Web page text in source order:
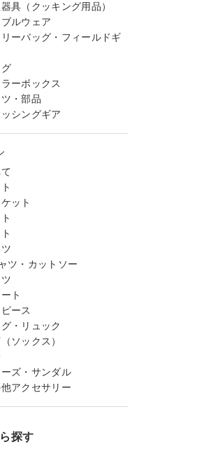
具（クッキング用品）
ルウェア
ーバッグ・フィールドギ
グ
ーボックス
・部品
シングギア
ット
ツ・カットソー
ト
ース
・リュック
ソックス）
ズ・サンダル
アクセサリー
探す